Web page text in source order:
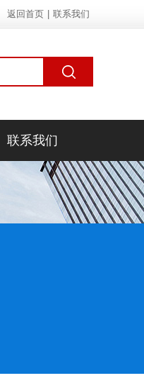
返回首页 联系我们
联系我们